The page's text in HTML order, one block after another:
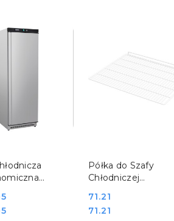
880602
DO KOSZYKA
Półka do Szafy
Chłodniczej
880600 880602
Stalgast 880645
Cena:
71.21
Cena:
71.21
DO KOSZYKA